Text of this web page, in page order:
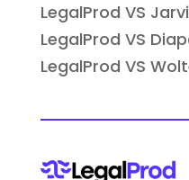
LegalProd VS
LegalProd VS
LegalProd VS